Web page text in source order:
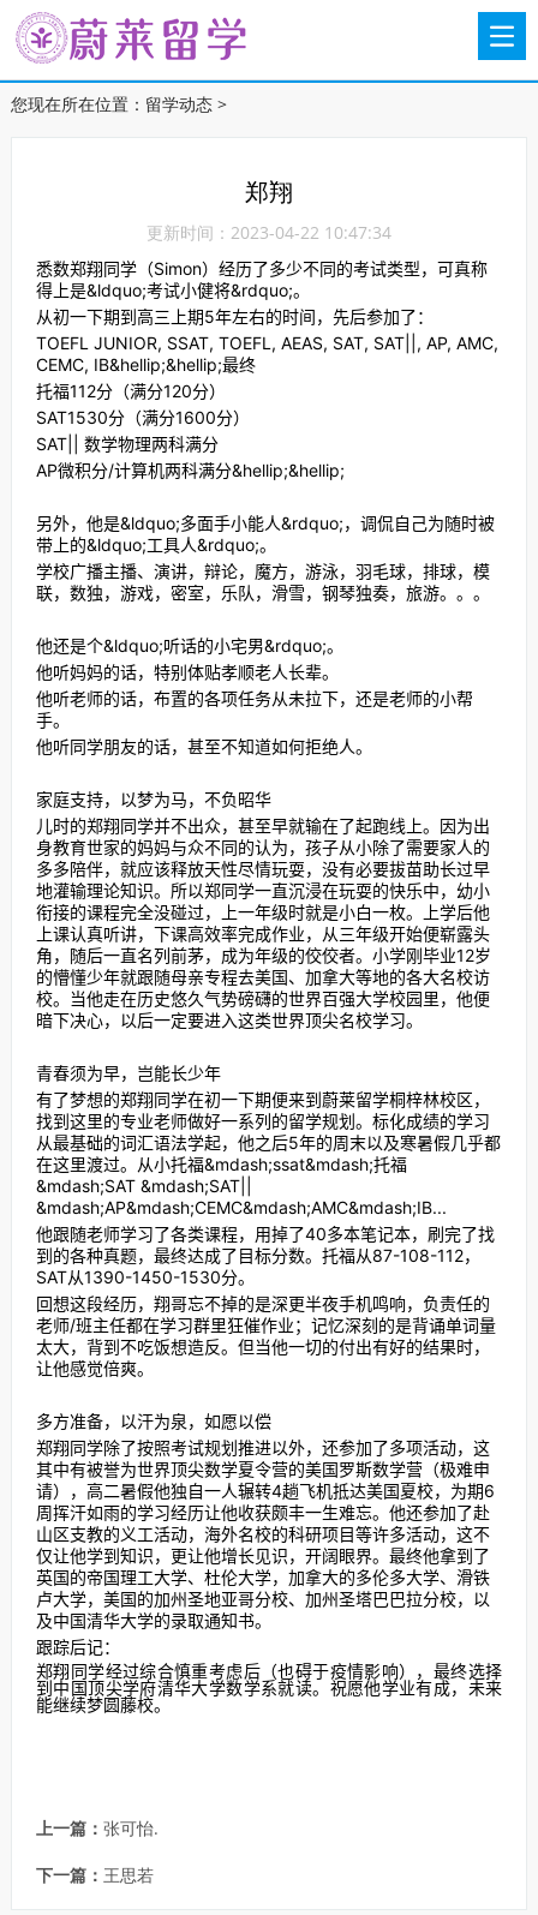
您现在所在位置： 留学动态>
郑翔
更新时间：2023-04-22 10:47:34
悉数郑翔同学（Simon）经历了多少不同的考试类型，可真称
得上是&ldquo;考试小健将&rdquo;。
从初一下期到高三上期5年左右的时间，先后参加了：
TOEFL JUNIOR, SSAT, TOEFL, AEAS, SAT, SAT||, AP, AMC,
CEMC, IB&hellip;&hellip;最终
托福112分（满分120分）
SAT1530分（满分1600分）
SAT|| 数学物理两科满分
AP微积分/计算机两科满分&hellip;&hellip;
另外，他是&ldquo;多面手小能人&rdquo;，调侃自己为随时被
带上的&ldquo;工具人&rdquo;。
学校广播主播、演讲，辩论，魔方，游泳，羽毛球，排球，模
联，数独，游戏，密室，乐队，滑雪，钢琴独奏，旅游。。。
他还是个&ldquo;听话的小宅男&rdquo;。
他听妈妈的话，特别体贴孝顺老人长辈。
他听老师的话，布置的各项任务从未拉下，还是老师的小帮
手。
他听同学朋友的话，甚至不知道如何拒绝人。
家庭支持，以梦为马，不负昭华
儿时的郑翔同学并不出众，甚至早就输在了起跑线上。因为出
身教育世家的妈妈与众不同的认为，孩子从小除了需要家人的
多多陪伴，就应该释放天性尽情玩耍，没有必要拔苗助长过早
地灌输理论知识。所以郑同学一直沉浸在玩耍的快乐中，幼小
衔接的课程完全没碰过，上一年级时就是小白一枚。上学后他
上课认真听讲，下课高效率完成作业，从三年级开始便崭露头
角，随后一直名列前茅，成为年级的佼佼者。小学刚毕业12岁
的懵懂少年就跟随母亲专程去美国、加拿大等地的各大名校访
校。当他走在历史悠久气势磅礴的世界百强大学校园里，他便
暗下决心，以后一定要进入这类世界顶尖名校学习。
青春须为早，岂能长少年
有了梦想的郑翔同学在初一下期便来到蔚莱留学桐梓林校区，
找到这里的专业老师做好一系列的留学规划。标化成绩的学习
从最基础的词汇语法学起，他之后5年的周末以及寒暑假几乎都
在这里渡过。从小托福&mdash;ssat&mdash;托福
&mdash;SAT &mdash;SAT||
&mdash;AP&mdash;CEMC&mdash;AMC&mdash;IB...
他跟随老师学习了各类课程，用掉了40多本笔记本，刷完了找
到的各种真题，最终达成了目标分数。托福从87-108-112，
SAT从1390-1450-1530分。
回想这段经历，翔哥忘不掉的是深更半夜手机鸣响，负责任的
老师/班主任都在学习群里狂催作业；记忆深刻的是背诵单词量
太大，背到不吃饭想造反。但当他一切的付出有好的结果时，
让他感觉倍爽。
多方准备，以汗为泉，如愿以偿
郑翔同学除了按照考试规划推进以外，还参加了多项活动，这
其中有被誉为世界顶尖数学夏令营的美国罗斯数学营（极难申
请），高二暑假他独自一人辗转4趟飞机抵达美国夏校，为期6
周挥汗如雨的学习经历让他收获颇丰一生难忘。他还参加了赴
山区支教的义工活动，海外名校的科研项目等许多活动，这不
仅让他学到知识，更让他增长见识，开阔眼界。最终他拿到了
英国的帝国理工大学、杜伦大学，加拿大的多伦多大学、滑铁
卢大学，美国的加州圣地亚哥分校、加州圣塔巴巴拉分校，以
及中国清华大学的录取通知书。
跟踪后记：
郑翔同学经过综合慎重考虑后（也碍于疫情影响），最终选择
到中国顶尖学府清华大学数学系就读。祝愿他学业有成，未来
能继续梦圆藤校。
上一篇： 张可怡.
下一篇： 王思若